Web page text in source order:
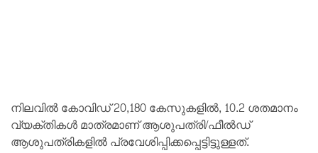
നിലവില്‍ കോവിഡ് 20,180 കേസുകളില്‍, 10.2 ശതമാനം
വ്യക്തികള്‍ മാത്രമാണ് ആശുപത്രി/ഫീല്‍ഡ്
ആശുപത്രികളില്‍ പ്രവേശിപ്പിക്കപ്പെട്ടിട്ടുള്ളത്.